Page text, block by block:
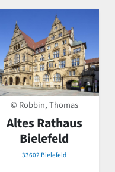
© Robbin, Thomas
Altes Rathaus
Bielefeld
33602 Bielefeld